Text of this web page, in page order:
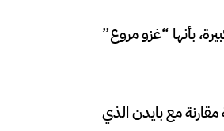
بأنها “غزو مروع”
مع بايدن الذي